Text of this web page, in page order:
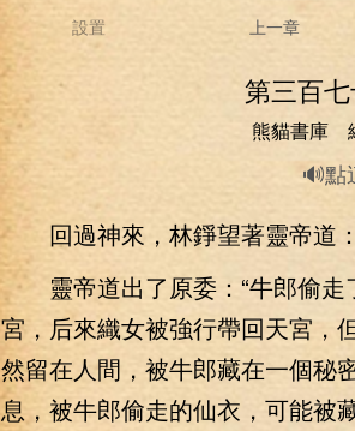
設置 上一章
第三百
熊貓書庫
🔊點
回過神來，林錚望著靈帝道：
靈帝道出了原委：“牛郎偷走
宮，后來織女被強行帶回天宮，
然留在人間，被牛郎藏在一個秘
息，被牛郎偷走的仙衣，可能被